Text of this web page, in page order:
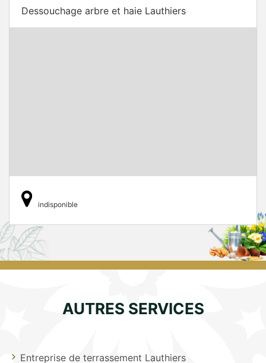
Dessouchage arbre et haie Lauthiers
indisponible
AUTRES SERVICES
Entreprise de terrassement Lauthiers